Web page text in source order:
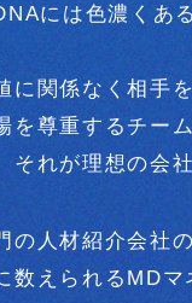
には色濃くあ
に関係なく相手
を尊重するチーム
それが理想の会
の人材紹介会社
数えられるMDマ